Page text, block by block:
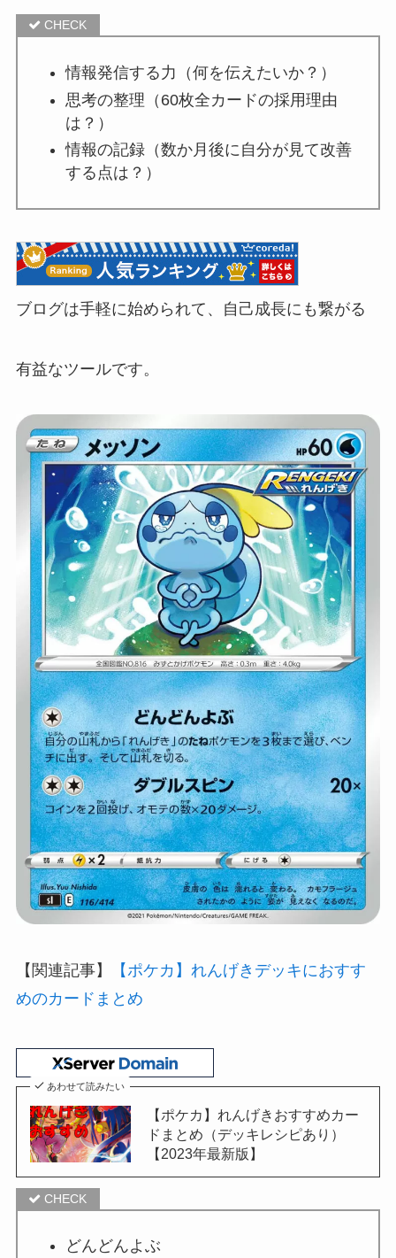
情報発信する力（何を伝えたいか？）
思考の整理（60枚全カードの採用理由
は？）
情報の記録（数か月後に自分が見て改善
する点は？）
ブログは手軽に始められて、自己成長にも繋がる
有益なツールです。
【関連記事】
【ポケカ】れんげきデッキにおすす
めのカードまとめ
あわせて読みたい
【ポケカ】れんげきおすすめカー
ドまとめ（デッキレシピあり）
【2023年最新版】
どんどんよぶ